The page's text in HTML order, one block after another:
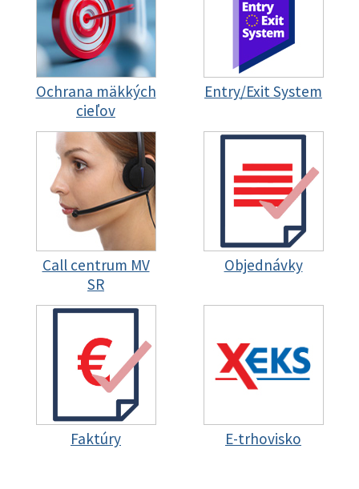
Ochrana mäkkých
cieľov
Entry/Exit System
Call centrum MV
SR
Objednávky
Faktúry E-trhovisko